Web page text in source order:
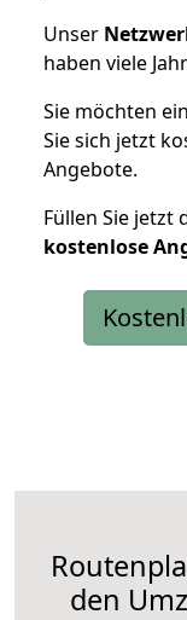
Unser
haben viele
Sie möchten
Sie sich jetzt
Angebote.
Füllen Sie jetzt
kostenlose
den